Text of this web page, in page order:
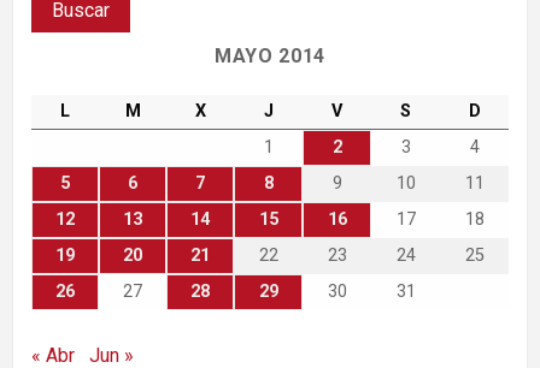
MAYO 2014
L M X J V S
D
1
2 3
4
5
6 7 8 9 10
11
12
13 14 15 16 17
18
19
20 21 22 23 24
25
26
27 28 29 30 31
« Abr Jun »